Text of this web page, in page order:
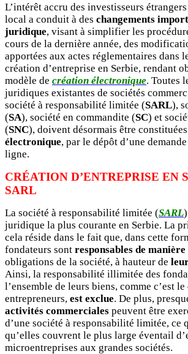
L’intérêt accru des investisseurs
local a conduit à des changements
juridique, visant à simplifier les
cours de la dernière année, des
apportées aux actes réglementaires dans
création d’entreprise en Serbie, rendant
modèle de création électronique. Toutes
juridiques existantes de sociétés
société à responsabilité limitée (SARL),
(SA), société en commandite (SC) et
(SNC), doivent désormais être
électronique, par le dépôt d’une
ligne.
CRÉATION D’ENTREPRISE EN
SARL
La société à responsabilité limitée (SARL
juridique la plus courante en Serbie. La
cela réside dans le fait que, dans cette
fondateurs sont responsables de
obligations de la société, à hauteur de
Ainsi, la responsabilité illimitée des
l’ensemble de leurs biens, comme c’est
entrepreneurs, est exclue. De plus,
activités commerciales peuvent être
d’une société à responsabilité limitée, ce
qu’elles couvrent le plus large éventail
microentreprises aux grandes sociétés.